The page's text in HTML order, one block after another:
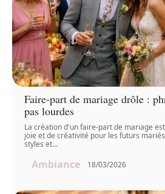
Faire-part de mariage drôle :
pas lourdes
La création d'un faire-part de mariage
joie et de créativité pour les futurs
styles et…
Ambiance 18/03/2026